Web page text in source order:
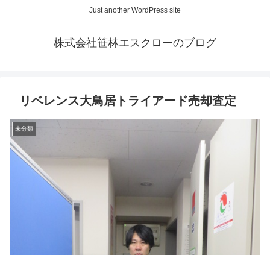
Just another WordPress site
株式会社笹林エスクローのブログ
リベレンス大鳥居トライアード売却査定
未分類